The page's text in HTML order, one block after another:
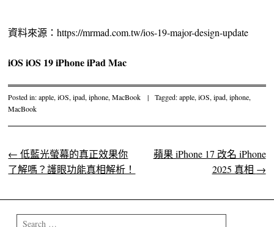
資料來源：https://mrmad.com.tw/ios-19-major-design-update
iOS iOS 19iPhoneiPadMac
Posted in:apple,iOS,ipad,iphone,MacBook | Tagged:apple,iOS,ipad,iphone,
MacBook
Post navigation
← 低藍光螢幕的真正效果你
了解嗎？護眼功能真相解析！
蘋果 iPhone 17 改名 iPhone
2025 真相 →
Search